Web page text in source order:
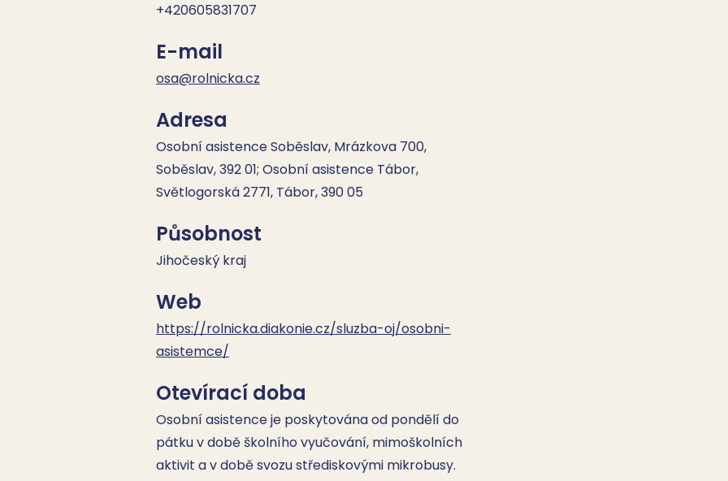
+420605831707
E-mail
osa@rolnicka.cz
Adresa
Osobní asistence Soběslav, Mrázkova 700,
Soběslav, 392 01; Osobní asistence Tábor,
Světlogorská 2771, Tábor, 390 05
Působnost
Jihočeský kraj
Web
https://rolnicka.diakonie.cz/sluzba-oj/osobni-
asistemce/
Otevírací doba
Osobní asistence je poskytována od pondělí do
pátku v době školního vyučování, mimoškolních
aktivit a v době svozu střediskovými mikrobusy.